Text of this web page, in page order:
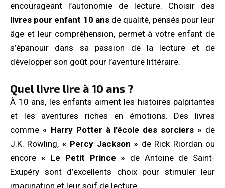
encourageant l’autonomie de lecture. Choisir des
livres pour enfant 10 ansde qualité, pensés pour leur
âge et leur compréhension, permet à votre enfant de
s’épanouir dans sa passion de la lecture et de
développer son goût pour l’aventure littéraire.
Quel livre lire à 10 ans ?
À 10 ans, les enfants aiment les histoires palpitantes
et les aventures riches en émotions. Des livres
comme « Harry Potter à l’école des sorciers » de
J.K. Rowling, « Percy Jackson » de Rick Riordan ou
encore « Le Petit Prince » de Antoine de Saint-
Exupéry sont d’excellents choix pour stimuler leur